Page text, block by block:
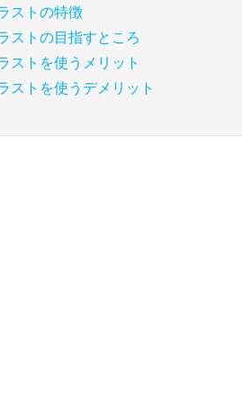
ストの特徴
ストの目指すところ
ストを使うメリット
ストを使うデメリット